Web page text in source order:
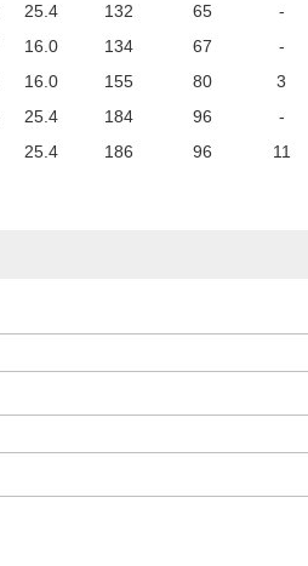
25.4 132 65 -
16.0 134 67 -
16.0 155 80 3
25.4 184 96 -
25.4 186 96 11